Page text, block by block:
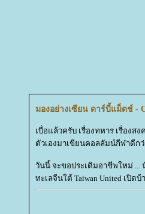
มองอย่างเซียน ดาร์บี้แม็ตช์ -
เบื่อแล้วครับ เรื่องทหาร เรื่องส
ตัวเองมาเขียนคอลลัมน์กีฬาดีกว่
วันนี้ จะขอประเดิมอาชีพใหม่
ทะเลจีนใต้ Taiwan United เปิด